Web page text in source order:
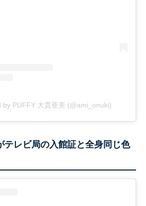
by PUFFY 大貫亜美 (@ami_onuki)
テレビ局の入館証と全身同じ色